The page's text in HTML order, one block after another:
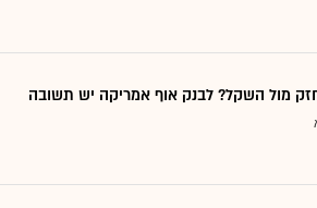
מול השקל? לבנק אוף אמריקה יש תשובה